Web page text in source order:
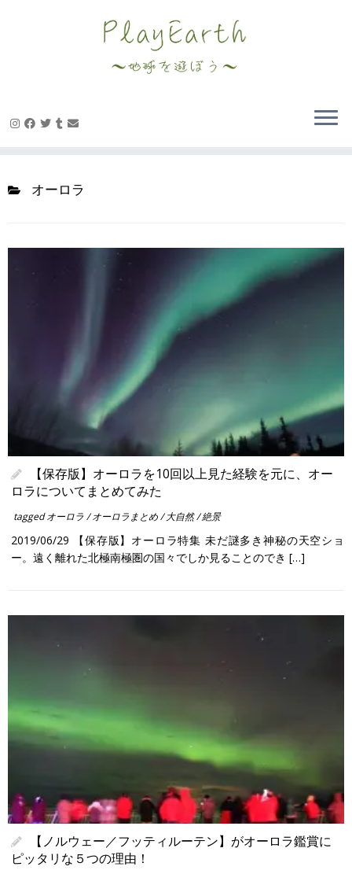
オーロラ
【保存版】オーロラを10回以上見た経験を元に、オー
ロラについてまとめてみた
taggedオーロラ/オーロラまとめ/大自然/絶景
2019/06/29 【保存版】オーロラ特集 未だ謎多き神秘の天空ショ
ー。遠く離れた北極南極圏の国々でしか見ることのでき […]
【ノルウェー／フッティルーテン】がオーロラ鑑賞に
ピッタリな５つの理由！